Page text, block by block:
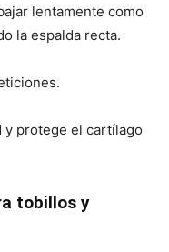
lentamente como
la espalda recta.
y protege el cartílago
tobillos y